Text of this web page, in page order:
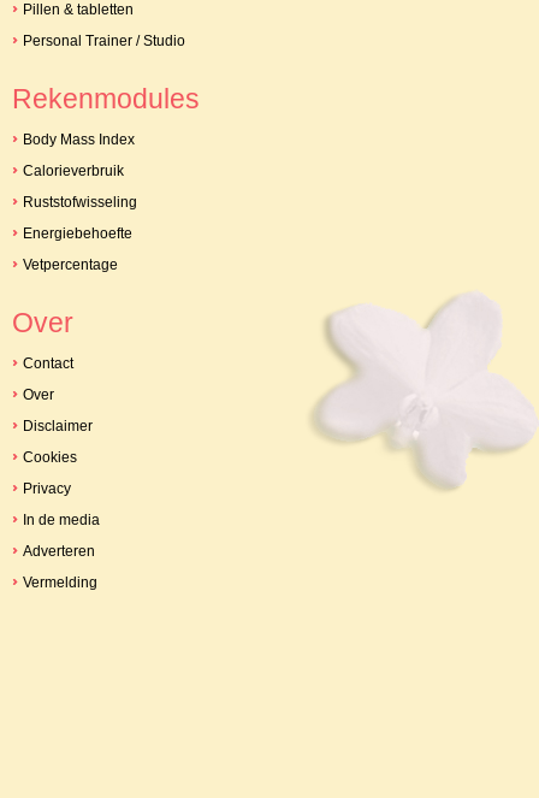
Pillen & tabletten
Personal Trainer / Studio
Rekenmodules
Body Mass Index
Calorieverbruik
Ruststofwisseling
Energiebehoefte
Vetpercentage
Over
Contact
Over
Disclaimer
Cookies
Privacy
In de media
Adverteren
Vermelding